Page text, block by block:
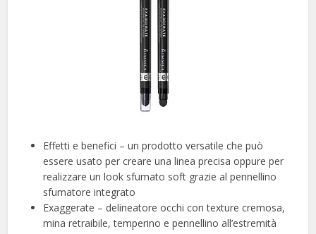
Effetti e benefici – un prodotto versatile che può
essere usato per creare una linea precisa oppure per
realizzare un look sfumato soft grazie al pennellino
sfumatore integrato
Exaggerate – delineatore occhi con texture cremosa,
mina retraibile, temperino e pennellino all’estremità